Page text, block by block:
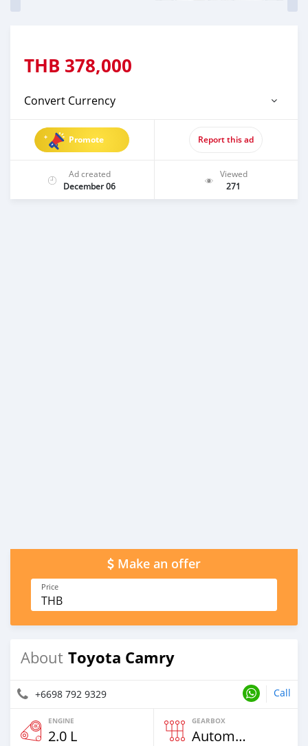
THB 378,000
Convert Currency
Promote Report this ad
Ad created
December 06
Viewed
271
Make an offer
Price
THB
About Toyota Camry
+6698 792 9329 Call
ENGINE
2.0 L
GEARBOX
Automatic